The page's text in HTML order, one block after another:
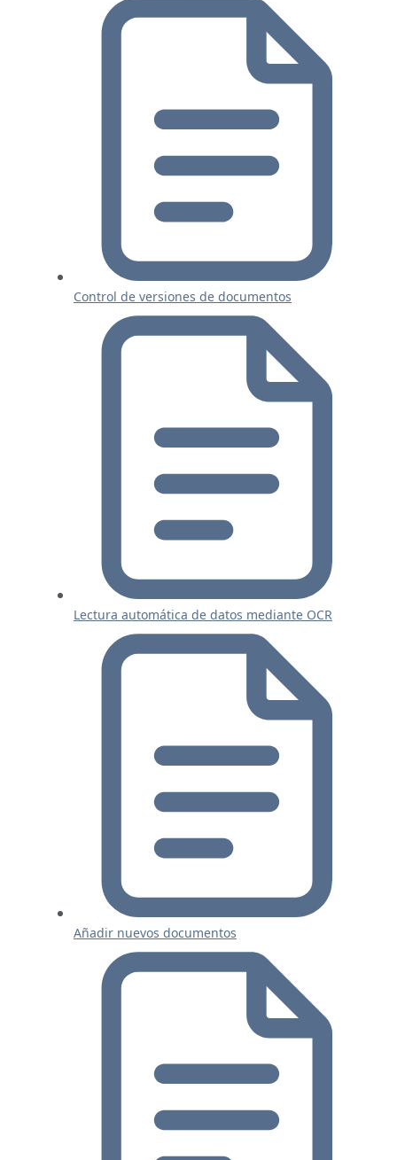
Control de versiones de documentos
Lectura automática de datos mediante OCR
Añadir nuevos documentos